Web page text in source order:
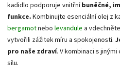
kadidlo podporuje vnitřníbuněčné,
funkce. Kombinujte esenciální olej z
bergamotnebo levandule a
vytvořili zážitek míru a spokojenosti.
pro naše zdraví. V kombinaci s
sílu.